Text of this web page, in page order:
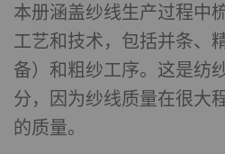
本册涵盖纱线生产过程中
工艺和技术，包括并条、
备）和粗纱工序。这是纺
分，因为纱线质量在很大
的质量。